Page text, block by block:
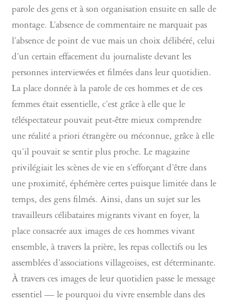
parole des gens et à son organisation ensuite en salle de
montage. L’absence de commentaire ne marquait pas
l’absence de point de vue mais un choix délibéré, celui
d’un certain effacement du journaliste devant les
personnes interviewées et filmées dans leur quotidien.
La place donnée à la parole de ces hommes et de ces
femmes était essentielle, c’est grâce à elle que le
téléspectateur pouvait peut-être mieux comprendre
une réalité a priori étrangère ou méconnue, grâce à elle
qu’il pouvait se sentir plus proche. Le magazine
privilégiait les scènes de vie en s’efforçant d’être dans
une proximité, éphémère certes puisque limitée dans le
temps, des gens filmés. Ainsi, dans un sujet sur les
travailleurs célibataires migrants vivant en foyer, la
place consacrée aux images de ces hommes vivant
ensemble, à travers la prière, les repas collectifs ou les
assemblées d’associations villageoises, est déterminante.
À travers ces images de leur quotidien passe le message
essentiel — le pourquoi du vivre ensemble dans des